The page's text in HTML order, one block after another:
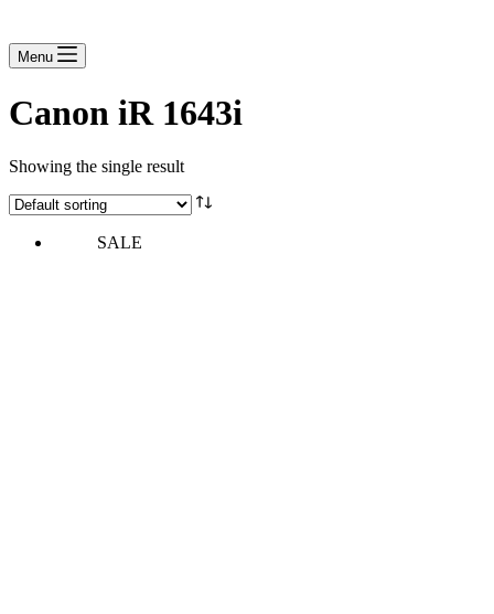
Menu
Canon iR 1643i
Showing the single result
SALE